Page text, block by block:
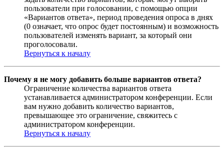
пользователи при голосовании, с помощью опции
«Вариантов ответа», период проведения опроса в днях
(0 означает, что опрос будет постоянным) и возможность
пользователей изменять вариант, за который они
проголосовали.
Вернуться к началу
Почему я не могу добавить больше вариантов ответа?
Ограничение количества вариантов ответа
устанавливается администратором конференции. Если
вам нужно добавить количество вариантов,
превышающее это ограничение, свяжитесь с
администратором конференции.
Вернуться к началу